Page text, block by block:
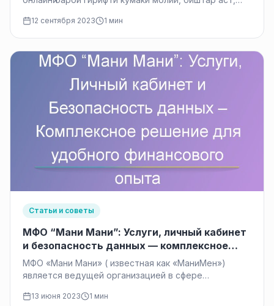
12 сентября 2023 1 мин
Статьи и советы
МФО “Мани Мани”: Услуги, личный кабинет
и безопасность данных — комплексное
решение для удобного финансового опыта
МФО «Мани Мани» ( известная как «МаниМен»)
является ведущей организацией в сфере
спектр услуг,…
13 июня 2023 1 мин